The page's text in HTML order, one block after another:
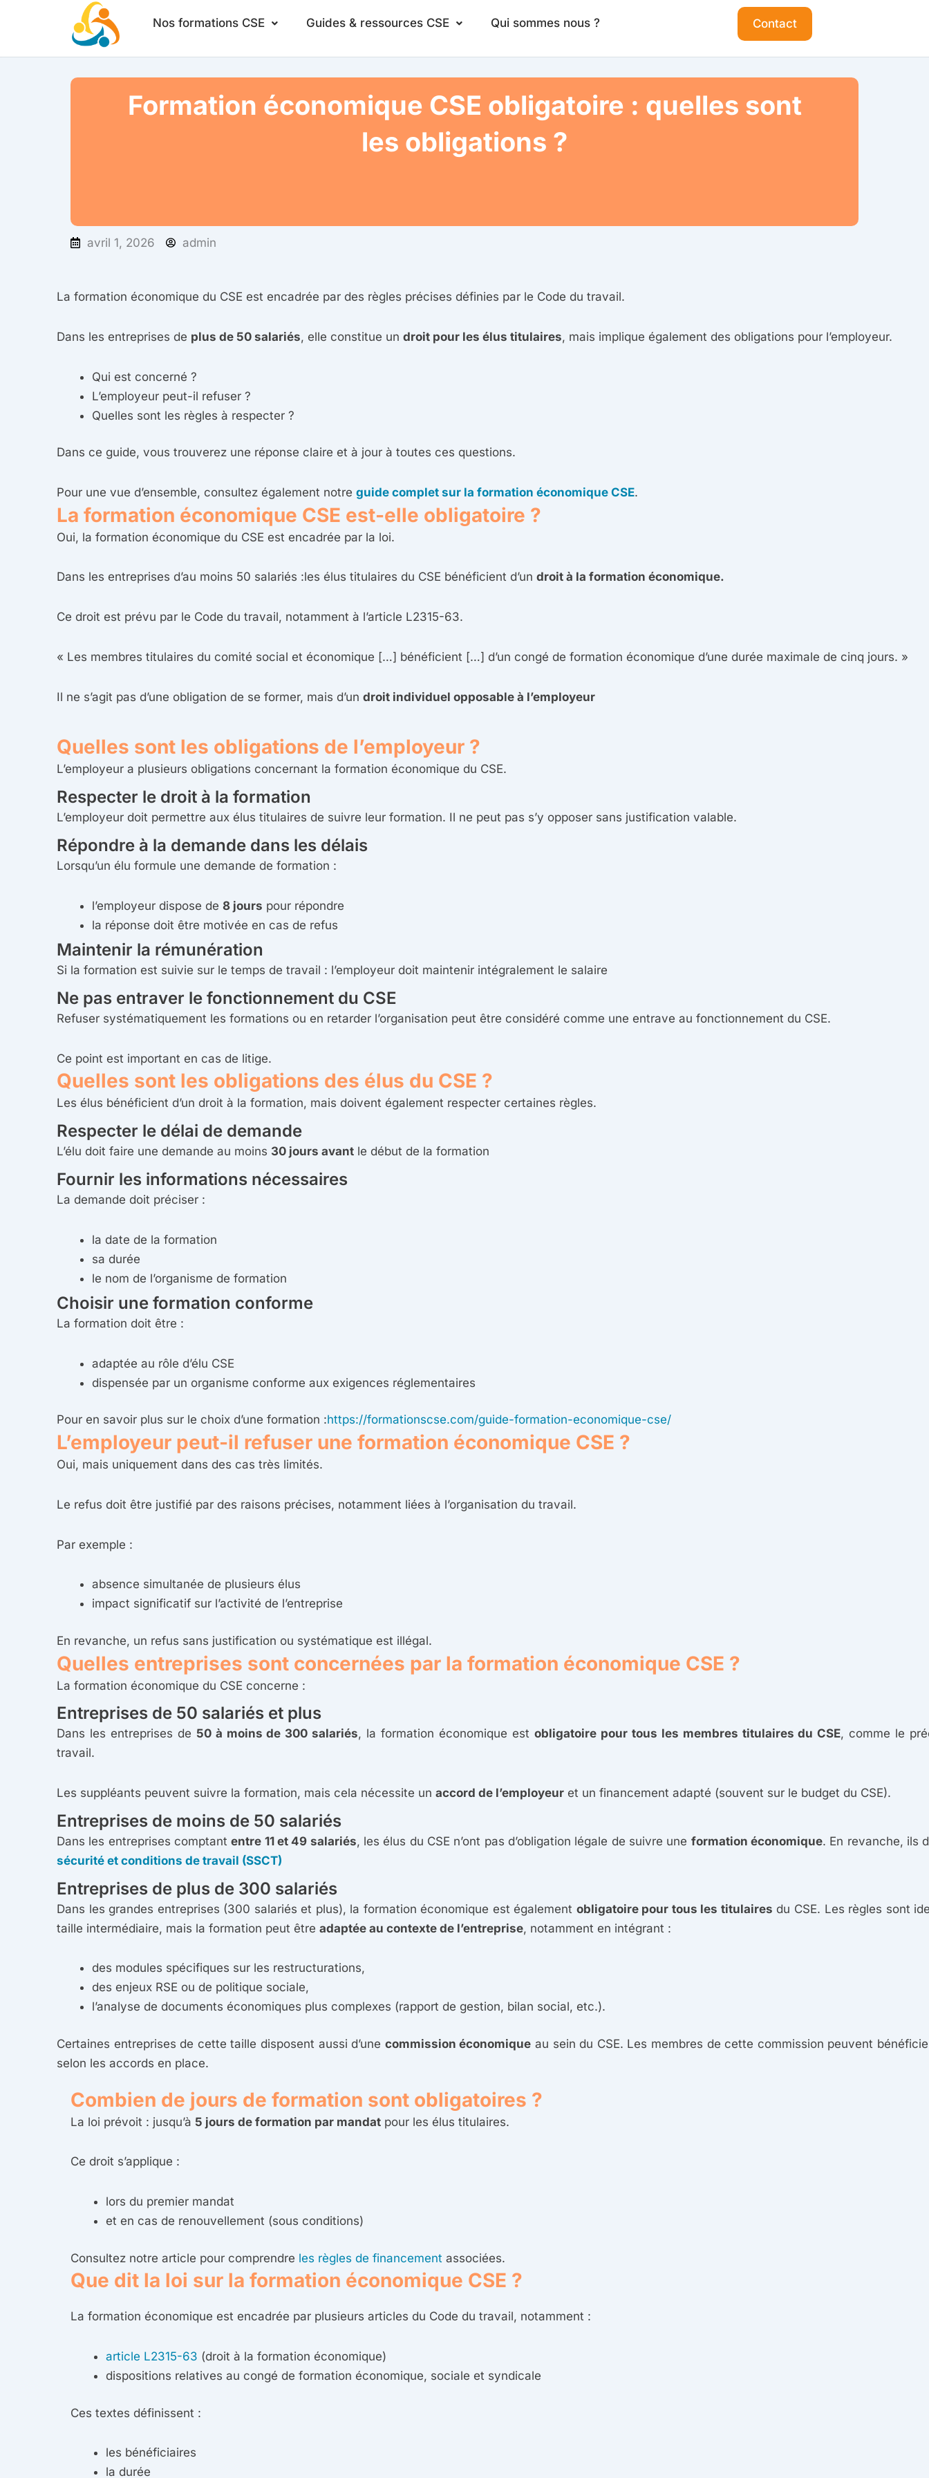
Nos formations CSE Guides & ressources CSE Qui sommes nous ? Contact
Formation économique CSE obligatoire : quelles sont
les obligations ?
avril 1, 2026 admin
La formation économique du CSE est encadrée par des règles précises définies par le Code du travail.
Dans les entreprises de plus de 50 salariés, elle constitue un droit pour les élus titulaires, mais implique également des obligations pour l’employeur.
Qui est concerné ?
L’employeur peut-il refuser ?
Quelles sont les règles à respecter ?
Dans ce guide, vous trouverez une réponse claire et à jour à toutes ces questions.
Pour une vue d’ensemble, consultez également notre guide complet sur la formation économique CSE.
La formation économique CSE est-elle obligatoire ?
Oui, la formation économique du CSE est encadrée par la loi.
Dans les entreprises d’au moins 50 salariés :les élus titulaires du CSE bénéficient d’un droit à la formation économique.
Ce droit est prévu par le Code du travail, notamment à l’article L2315-63.
« Les membres titulaires du comité social et économique […] bénéficient […] d’un congé de formation économique d’une durée maximale de cinq jours. »
Il ne s’agit pas d’une obligation de se former, mais d’un droit individuel opposable à l’employeur
Quelles sont les obligations de l’employeur ?
L’employeur a plusieurs obligations concernant la formation économique du CSE.
Respecter le droit à la formation
L’employeur doit permettre aux élus titulaires de suivre leur formation. Il ne peut pas s’y opposer sans justification valable.
Répondre à la demande dans les délais
Lorsqu’un élu formule une demande de formation :
l’employeur dispose de 8 jours pour répondre
la réponse doit être motivée en cas de refus
Maintenir la rémunération
Si la formation est suivie sur le temps de travail : l’employeur doit maintenir intégralement le salaire
Ne pas entraver le fonctionnement du CSE
Refuser systématiquement les formations ou en retarder l’organisation peut être considéré comme une entrave au fonctionnement du CSE.
Ce point est important en cas de litige.
Quelles sont les obligations des élus du CSE ?
Les élus bénéficient d’un droit à la formation, mais doivent également respecter certaines règles.
Respecter le délai de demande
L’élu doit faire une demande au moins 30 jours avant le début de la formation
Fournir les informations nécessaires
La demande doit préciser :
la date de la formation
sa durée
le nom de l’organisme de formation
Choisir une formation conforme
La formation doit être :
adaptée au rôle d’élu CSE
dispensée par un organisme conforme aux exigences réglementaires
Pour en savoir plus sur le choix d’une formation :https://formationscse.com/guide-formation-economique-cse/
L’employeur peut-il refuser une formation économique CSE ?
Oui, mais uniquement dans des cas très limités.
Le refus doit être justifié par des raisons précises, notamment liées à l’organisation du travail.
Par exemple :
absence simultanée de plusieurs élus
impact significatif sur l’activité de l’entreprise
En revanche, un refus sans justification ou systématique est illégal.
Quelles entreprises sont concernées par la formation économique CSE ?
La formation économique du CSE concerne :
Entreprises de 50 salariés et plus
Dans les entreprises de 50 à moins de 300 salariés, la formation économique est obligatoire pour tous les membres titulaires du CSE, comme le
travail.
Les suppléants peuvent suivre la formation, mais cela nécessite un accord de l’employeur et un financement adapté (souvent sur le budget du CSE).
Entreprises de moins de 50 salariés
Dans les entreprises comptantentre 11 et 49 salariés, les élus du CSE n’ont pas d’obligation légale de suivre une formation économique. En revanche, ils
sécurité et conditions de travail (SSCT)
Entreprises de plus de 300 salariés
Dans les grandes entreprises (300 salariés et plus), la formation économique est également obligatoire pour tous les titulaires du CSE. Les règles sont
taille intermédiaire, mais la formation peut être adaptée au contexte de l’entreprise, notamment en intégrant :
des modules spécifiques sur les restructurations,
des enjeux RSE ou de politique sociale,
l’analyse de documents économiques plus complexes (rapport de gestion, bilan social, etc.).
Certaines entreprises de cette taille disposent aussi d’une commission économique au sein du CSE. Les membres de cette commission peuvent
selon les accords en place.
Combien de jours de formation sont obligatoires ?
La loi prévoit : jusqu’à 5 jours de formation par mandat pour les élus titulaires.
Ce droit s’applique :
lors du premier mandat
et en cas de renouvellement (sous conditions)
Consultez notre article pour comprendre les règles de financement associées.
Que dit la loi sur la formation économique CSE ?
La formation économique est encadrée par plusieurs articles du Code du travail, notamment :
article L2315-63 (droit à la formation économique)
dispositions relatives au congé de formation économique, sociale et syndicale
Ces textes définissent :
les bénéficiaires
la durée